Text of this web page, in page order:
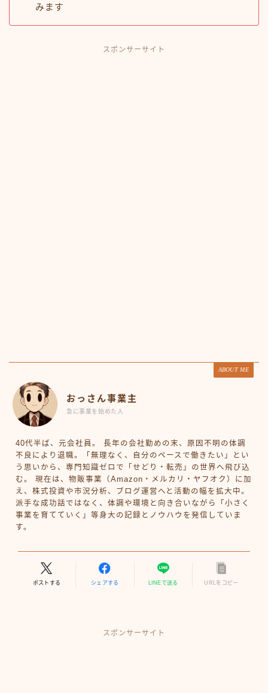
みます
スポンサーサイト
ABOUT ME
おっさん事業主
急に事業を始めた人
40代半ば、元会社員。 長年の会社勤めの末、原因不明の体調
不良により退職。「無理なく、自分のペースで働きたい」とい
う思いから、専門知識ゼロで「せどり・転売」の世界へ飛び込
む。 現在は、物販事業（Amazon・メルカリ・ヤフオク）に加
え、株式投資や市況分析、ブログ運営へと活動の幅を拡大中。
派手な成功話ではなく、体調や環境と向き合いながら「小さく
事業を育てていく」等身大の記録とノウハウを発信していま
す。
ポストする シェアする LINEで送る URLをコピー
スポンサーサイト